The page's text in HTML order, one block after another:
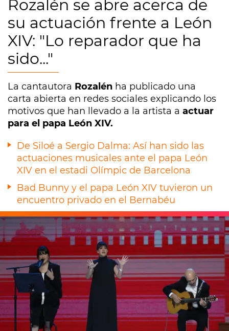
Rozalén se abre acerca de
su actuación frente a León
XIV: "Lo reparador que ha
sido..."
La cantautora Rozalén ha publicado una
carta abierta en redes sociales explicando los
motivos que han llevado a la artista a actuar
para el papa León XIV.
De Siloé a Sergio Dalma: Así han sido las
actuaciones musicales ante el papa León
XIV en el estadi Olímpic de Barcelona
Bad Bunny y el papa León XIV tuvieron un
encuentro privado en el Bernabéu